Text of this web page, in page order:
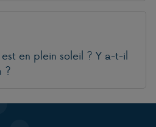
en plein soleil ? Y a-t-il
?